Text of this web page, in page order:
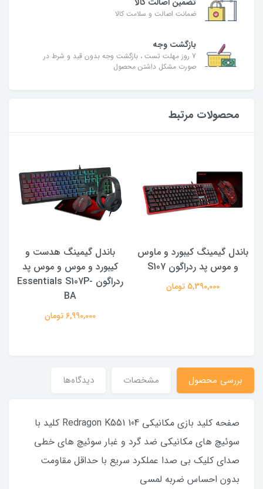
ضمانت اصالت و سلامت کالا
بازگشت وجه
7 روز مهلت تست ، بازگشت وجه بدون قید و شرط در
صورت مشکل داشتن محصول
محصولات مرتبط
باندل گیمینگ کیبورد و ماوس
و موس پد ردراگون S107
5,390,000 تومان
باندل گیمینگ هدست و
کیبورد و موس و موس پد
ردراگون Essentials S107P-
BA
6,990,000 تومان
بررسى محصول مشخصات دیدگاه‌ها
صفحه کلید بازی مکانیکی Redragon K551 104 کلید با
سوئیچ های مکانیکی ضد گرد و غبار سوئیچ های خطی
صدای کلیک بی صدا عملکرد سریع با حداقل مقاومت
بدون احساس ضربه لمسی